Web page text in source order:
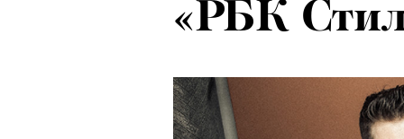
«РБК
Бутусова